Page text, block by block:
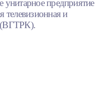
унитарное предприятие
телевизионная и
(ВГТРК).